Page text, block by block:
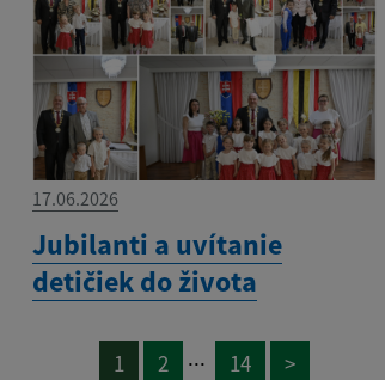
17.06.2026
Jubilanti a uvítanie
detičiek do života
1 2 ... 14 >